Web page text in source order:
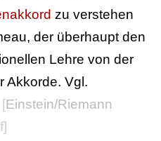
zu verstehen
der überhaupt den
Lehre von der
Akkorde. Vgl.
[Einstein/Riemann